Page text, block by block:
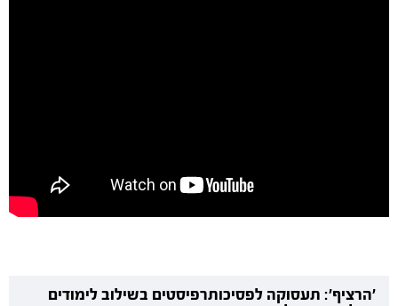
'הרציף': תעסוקה לפסיכותרפיסטים בשילוב לימודים